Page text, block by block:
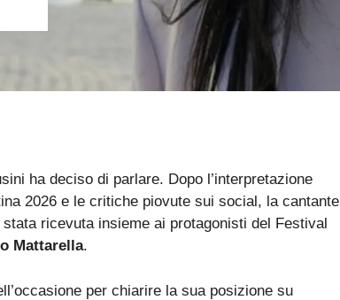
ha deciso di parlare. Dopo l’interpretazione
2026 e le critiche piovute sui social, la cantante
stata ricevuta insieme ai protagonisti del Festival
Mattarella.
per chiarire la sua posizione su